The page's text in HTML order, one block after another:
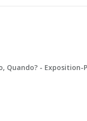
Quando? -